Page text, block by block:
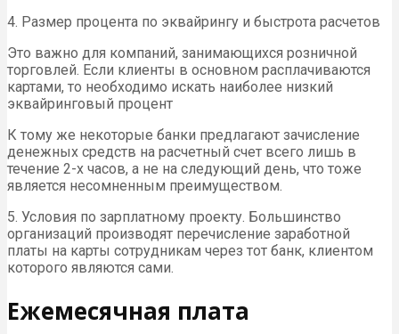
4. Размер процента по эквайрингу и быстрота расчетов
Это важно для компаний, занимающихся розничной
торговлей. Если клиенты в основном расплачиваются
картами, то необходимо искать наиболее низкий
эквайринговый процент
К тому же некоторые банки предлагают зачисление
денежных средств на расчетный счет всего лишь в
течение 2-х часов, а не на следующий день, что тоже
является несомненным преимуществом.
5. Условия по зарплатному проекту. Большинство
организаций производят перечисление заработной
платы на карты сотрудникам через тот банк, клиентом
которого являются сами.
Ежемесячная плата